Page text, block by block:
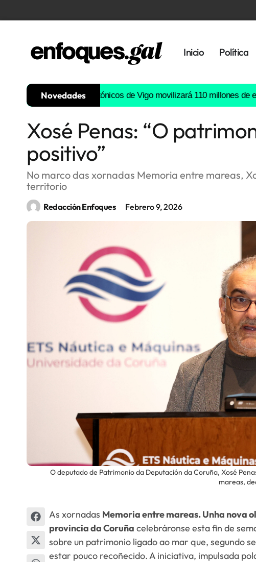
Inicio Política
Tendencias
Memoria
Histórica
Gastronomía
Sostenibilidad
Novedades
fotónicos de Vigo movilizará 110 millones de euros
Xosé Penas: “O
positivo”
No marco das xornadas Memoria entre mareas,
territorio
Redacción Enfoques Febrero 9, 2026
O deputado de Patrimonio da Deputación da Coruña, Xosé
mareas,
As xornadas Memoria entre mareas. Unha nova
provincia da Coruña celebráronse esta fin de
sobre un patrimonio ligado ao mar que, segundo
estar pouco recoñecido. A iniciativa, impulsada